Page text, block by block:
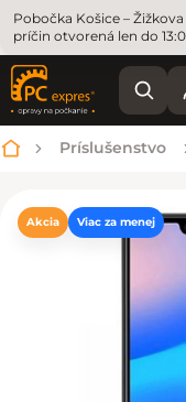
Pobočka Košice –
príčin otvorená len do
Domov
Príslušenstvo
Akcia Viac za menej